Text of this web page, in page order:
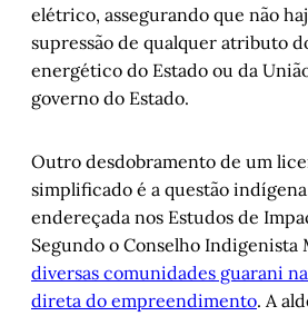
elétrico, assegurando que não
supressão de qualquer atributo
energético do Estado ou da
governo do Estado.
Outro desdobramento de um
simplificado é a questão
endereçada nos Estudos de
Segundo o Conselho Indigenista
diversas comunidades guarani
direta do empreendimento. A